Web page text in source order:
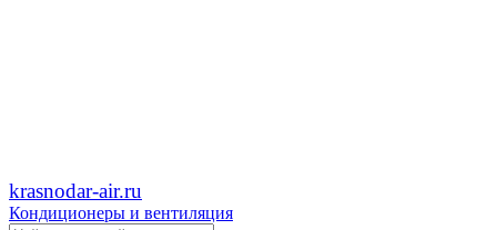
krasnodar-air.ru
Кондиционеры и вентиляция